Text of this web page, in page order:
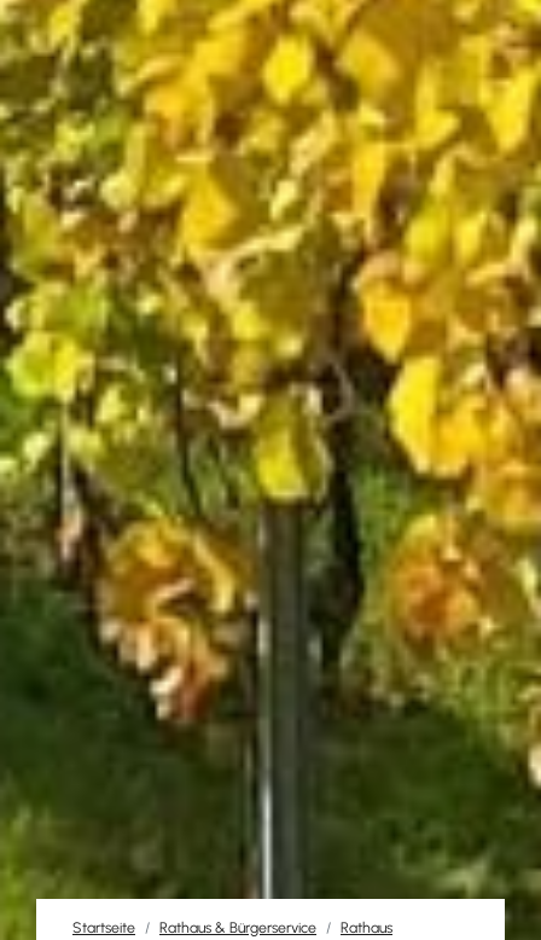
Startseite Rathaus & Bürgerservice
Rathaus